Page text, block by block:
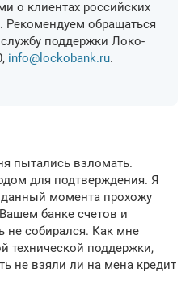
о клиентах российских
Рекомендуем обращаться
поддержки Локо-
info@lockobank.ru.
пытались взломать.
для подтверждения. Я
момента прохожу
банке счетов и
не собирался. Как мне
технической поддержки,
не взяли ли на мена кредит